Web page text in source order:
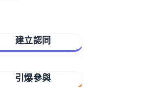
建立認同
引爆參與